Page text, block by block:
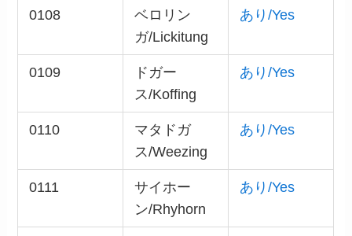
0108
ベロリン
ガ/Lickitung
あり/Yes
0109
ドガー
ス/Koffing
あり/Yes
0110
マタドガ
ス/Weezing
あり/Yes
0111
サイホー
ン/Rhyhorn
あり/Yes